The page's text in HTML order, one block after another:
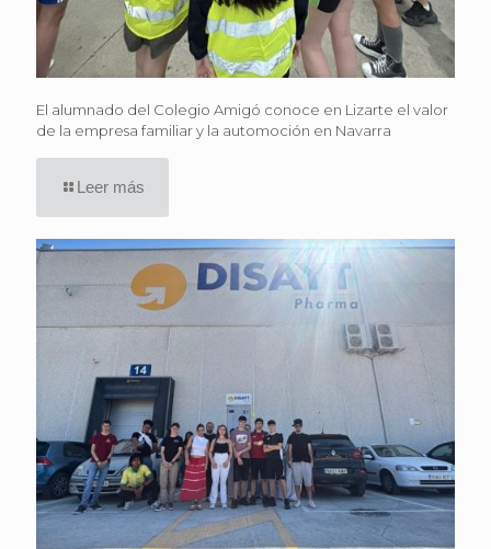
El alumnado del Colegio Amigó conoce en Lizarte el valor
de la empresa familiar y la automoción en Navarra
Leer más